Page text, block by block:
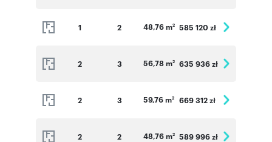
1 2 48,76 m2 585 120 zł
2 3 56,78 m2 635 936 zł
2 3 59,76 m2 669 312 zł
2 2 48,76 m2 589 996 zł